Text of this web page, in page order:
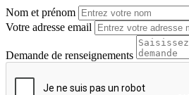
Nom et prénom
Votre adresse email
Demande de renseignements